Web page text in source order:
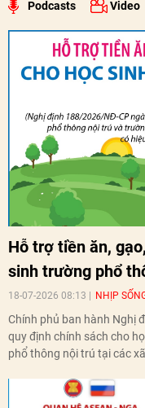
Podcasts Video
Hỗ trợ tiền ăn,
sinh trường phổ
18-07-2026 08:13 NHỊP
Chính phủ ban hành Nghị
quy định chính sách cho
phổ thông nội trú tại các